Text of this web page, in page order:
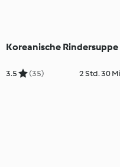
Koreanische Rindersuppe
3.5 (35) 2 Std. 30